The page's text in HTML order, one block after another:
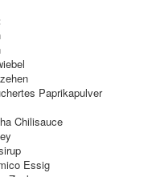
Paprikapulver
Chilisauce
Essig